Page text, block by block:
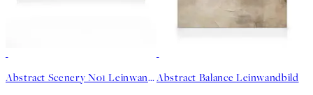
Abstract Scenery No1 LeinwandbildAbstract Balance Leinwandbild